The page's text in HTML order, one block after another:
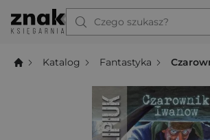
Czego szukasz?
Katalog Fantastyka